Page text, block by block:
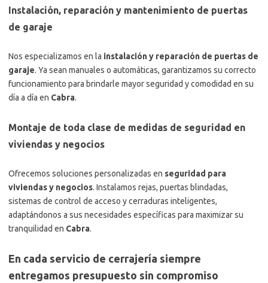
Instalación, reparación y mantenimiento de puertas
de garaje
Nos especializamos en la instalación y reparación de puertas de
garaje. Ya sean manuales o automáticas, garantizamos su correcto
funcionamiento para brindarle mayor seguridad y comodidad en su
día a día en Cabra.
Montaje de toda clase de medidas de seguridad en
viviendas y negocios
Ofrecemos soluciones personalizadas en seguridad para
viviendas y negocios. Instalamos rejas, puertas blindadas,
sistemas de control de acceso y cerraduras inteligentes,
adaptándonos a sus necesidades específicas para maximizar su
tranquilidad en Cabra.
En cada servicio de cerrajería siempre
entregamos presupuesto sin compromiso